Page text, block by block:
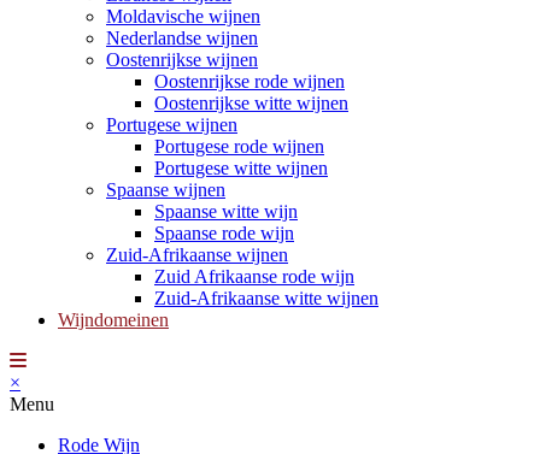
Moldavische wijnen
Nederlandse wijnen
Oostenrijkse wijnen
Oostenrijkse rode wijnen
Oostenrijkse witte wijnen
Portugese wijnen
Portugese rode wijnen
Portugese witte wijnen
Spaanse wijnen
Spaanse witte wijn
Spaanse rode wijn
Zuid-Afrikaanse wijnen
Zuid Afrikaanse rode wijn
Zuid-Afrikaanse witte wijnen
Wijndomeinen
×
Menu
Rode Wijn